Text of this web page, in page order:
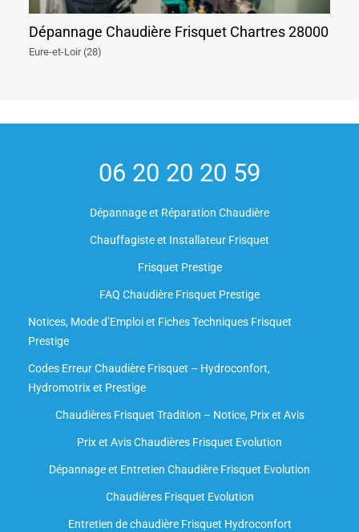
Dépannage Chaudière Frisquet Chartres 28000
Eure-et-Loir (28)
06 20 20 20 59
Dépannage et Réparation Chaudière
Chauffagiste et Installateur Frisquet
Frisquet Prestige
FAQ Chaudière Frisquet Prestige
Notices, Mode d’Emploi et Fiches Techniques Frisquet
Prestige
Codes Erreur Chaudière Frisquet – Hydroconfort,
Hydromotrix et Prestige
Chaudières Frisquet Tradition – Notice, Prix et Avis
Prix et Avis Chaudières Frisquet Evolution
Dépannage et Entretien Chaudière Frisquet Evolution​
Chaudières Frisquet Evolution
Entretien de chaudière Frisquet Hydroconfort